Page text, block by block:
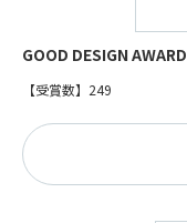
GOOD DESIGN AWARD
【受賞数】249